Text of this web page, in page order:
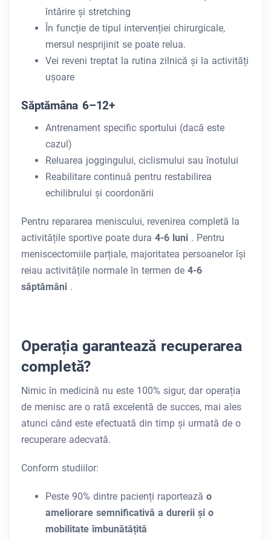
întărire și stretching
În funcție de tipul intervenției chirurgicale,
mersul nesprijinit se poate relua.
Vei reveni treptat la rutina zilnică și la activități
ușoare
Săptămâna 6–12+
Antrenament specific sportului (dacă este
cazul)
Reluarea joggingului, ciclismului sau înotului
Reabilitare continuă pentru restabilirea
echilibrului și coordonării
Pentru repararea meniscului, revenirea completă la
activitățile sportive poate dura 4-6 luni . Pentru
meniscectomiile parțiale, majoritatea persoanelor își
reiau activitățile normale în termen de 4-6
săptămâni .
Operația garantează recuperarea
completă?
Nimic în medicină nu este 100% sigur, dar operația
de menisc are o rată excelentă de succes, mai ales
atunci când este efectuată din timp și urmată de o
recuperare adecvată.
Conform studiilor:
Peste 90% dintre pacienți raportează o
ameliorare semnificativă a durerii și o
mobilitate îmbunătățită